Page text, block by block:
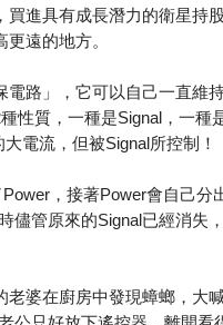
買進具有成長潛力的衛星持
遠的地方。
電路」，它可以自己一直維
性質，一種是Signal，一種
電流，但被Signal所控制！
，接著Power會自己分
儘管原來的Signal已經消失
老婆在廚房中發現蟑螂，大